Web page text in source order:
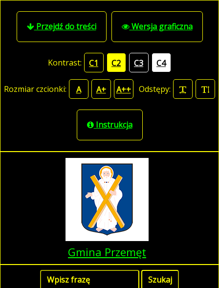
Przejdź do treści Wersja graficzna
Kontrast: C1 C2 C3 C4
Rozmiar czcionki: A A+ A++ Odstępy:
Instrukcja
Gmina Przemęt